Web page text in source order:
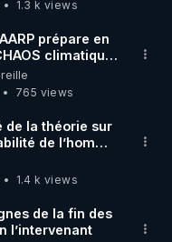
de méditation et
code
1.3 k views
prépare en
climatique,
765 views
de la théorie sur
de l’homme
dioxyde de
1.4 k views
de la fin des
l’intervenant